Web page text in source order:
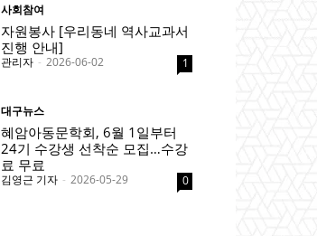
사회참여
자원봉사 [우리동네 역사교과서
진행 안내]
관리자 - 2026-06-02 1
대구뉴스
혜암아동문학회, 6월 1일부터
24기 수강생 선착순 모집…수강
료 무료
김영근 기자 - 2026-05-29 0